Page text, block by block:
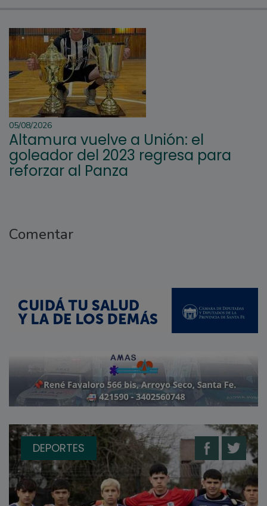
05/08/2026
Altamura vuelve a Unión: el
goleador del 2023 regresa para
reforzar al Panza
Comentar
DEPORTES